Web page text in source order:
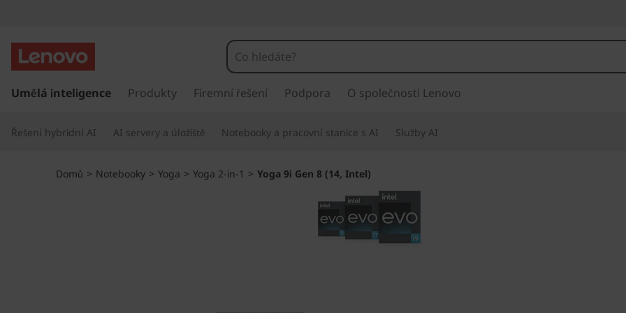
o
g
a
9
ř
k
Umělá inteligence Produkty Firemní řešení Podpora O společnosti Lenovo
Řešení hybridní AI AI servery a úložiště Notebooky a pracovní stanice s AI Služby AI
Domů > Notebooky > Yoga > Yoga 2-in-1 > Yoga 9i Gen 8 (14, Intel)